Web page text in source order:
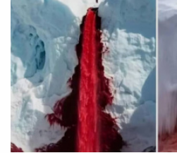
事先安置在現場的爆炸裝置所引
都司法宮附近，該建築是重要的
片混亂，繁忙街區陷入恐慌。多
車陣之中趕往現場，安全部隊則
大馬士革（Damascus）1間鄰近
Justice）的咖啡廳，2日驚傳炸
美聯社）對此，在爆炸現場附近
40歲老闆哈亞特（Nour Khayyat
我聽到1聲巨大的爆炸，店面的櫥